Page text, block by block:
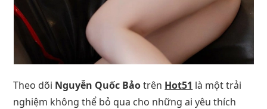
Theo dõi Nguyễn Quốc Bảotrên Hot51 là một trải
nghiệm không thể bỏ qua cho những ai yêu thích